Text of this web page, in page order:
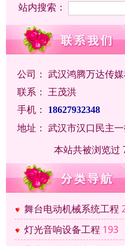
站内搜索：
公司： 武汉鸿腾万达传
联系： 王茂洪
手机：
18627932348
地址： 武汉市汉口民主
本站共被浏览过
舞台电动机械系统工程
灯光音响设备工程 193